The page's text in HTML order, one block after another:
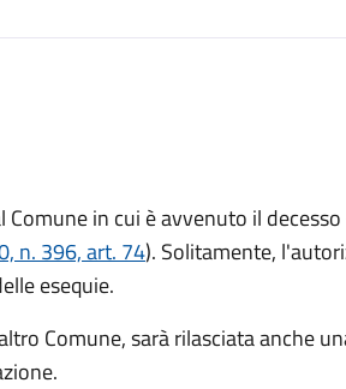
in cui è avvenuto il decesso
n. 396, art. 74). Solitamente,
esequie.
Comune, sarà rilasciata anche